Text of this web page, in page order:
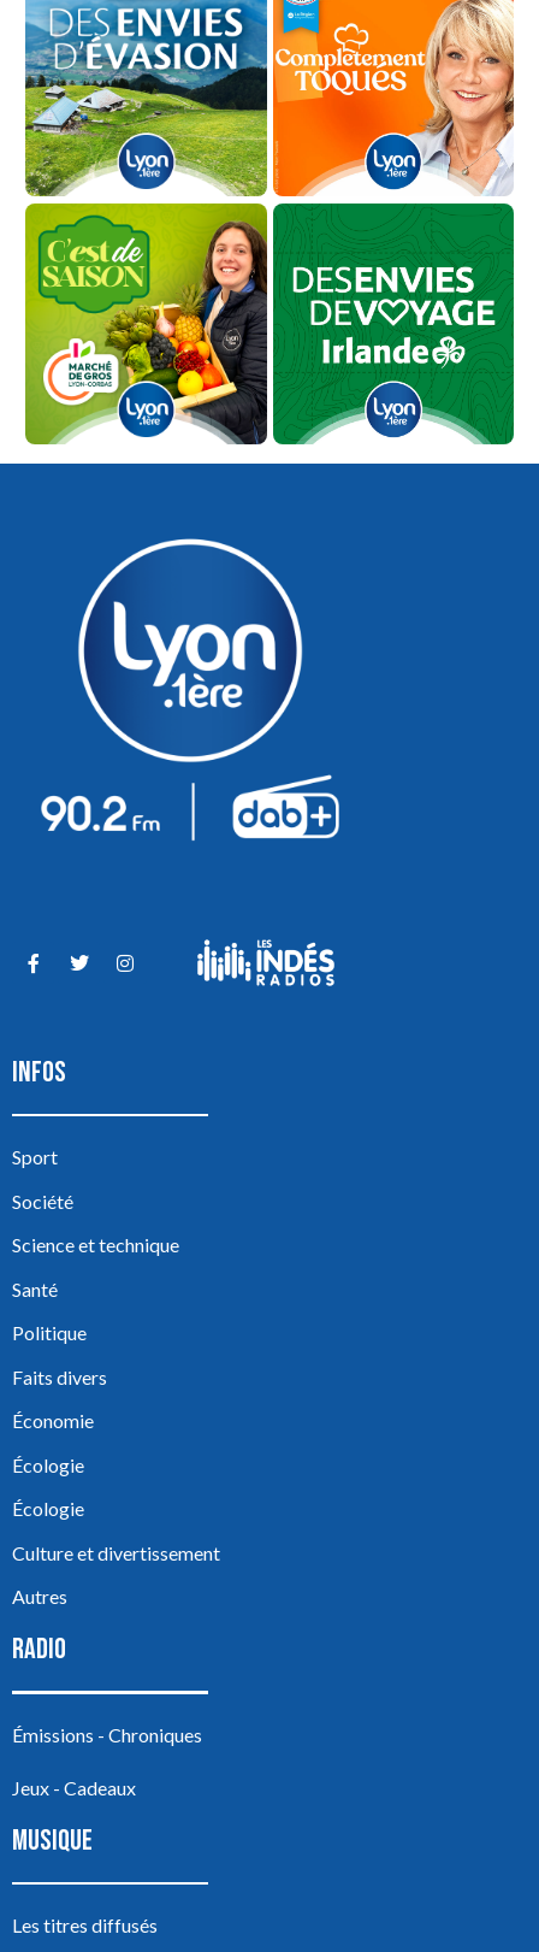
INFOS
Sport
Société
Science et technique
Santé
Politique
Faits divers
Économie
Écologie
Écologie
Culture et divertissement
Autres
RADIO
Émissions - Chroniques
Jeux - Cadeaux
MUSIQUE
Les titres diffusés